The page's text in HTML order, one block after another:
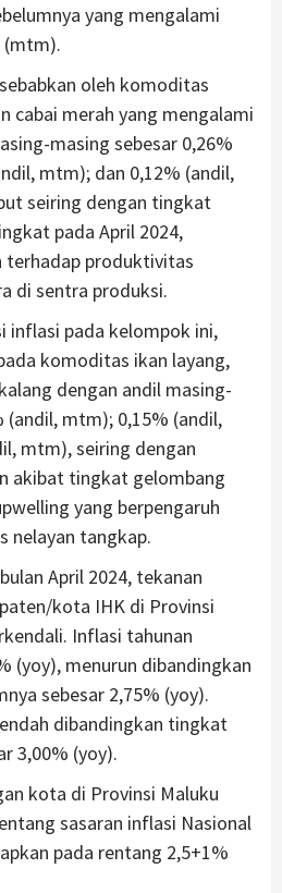
yang mengalami
(mtm).
oleh komoditas
cabai merah yang mengalami
masing sebesar 0,26%
mtm); dan 0,12% (andil,
seiring dengan tingkat
pada April 2024,
terhadap produktivitas
di sentra produksi.
inflasi pada kelompok ini,
komoditas ikan layang,
dengan andil masing-
(andil, mtm); 0,15% (andil,
mtm), seiring dengan
akibat tingkat gelombang
yang berpengaruh
nelayan tangkap.
April 2024, tekanan
kota IHK di Provinsi
Inflasi tahunan
(yoy), menurun dibandingkan
sebesar 2,75% (yoy).
dibandingkan tingkat
3,00% (yoy).
kota di Provinsi Maluku
sasaran inflasi Nasional
pada rentang 2,5+1%